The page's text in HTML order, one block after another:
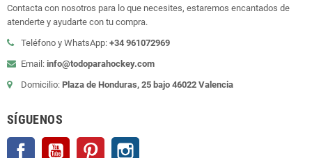
Contacta con nosotros para lo que necesites, estaremos encantados de
atenderte y ayudarte con tu compra.
Teléfono y WhatsApp: +34 961072969
Email: info@todoparahockey.com
Domicilio: Plaza de Honduras, 25 bajo 46022 Valencia
SÍGUENOS
Facebook YouTube Pinterest